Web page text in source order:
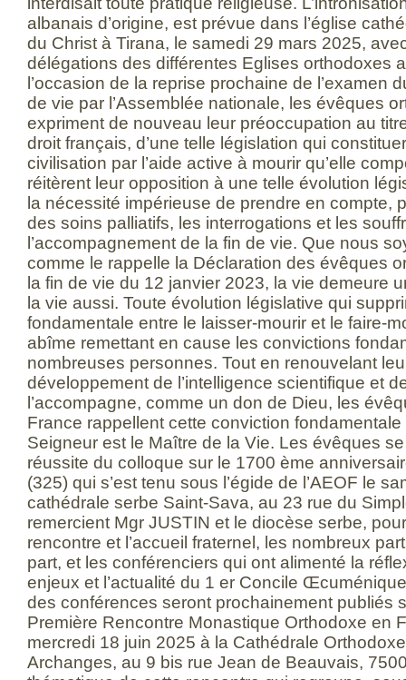
albanais d’origine, est prévue dans l’église
du Christ à Tirana, le samedi 29 mars 2025,
délégations des différentes Eglises orthodoxes
l’occasion de la reprise prochaine de l’examen
de vie par l’Assemblée nationale, les évêques
expriment de nouveau leur préoccupation au
droit français, d’une telle législation qui
civilisation par l’aide active à mourir qu’elle
réitèrent leur opposition à une telle évolution
la nécessité impérieuse de prendre en compte,
des soins palliatifs, les interrogations et les
l’accompagnement de la fin de vie. Que nous
comme le rappelle la Déclaration des évêques
la fin de vie du 12 janvier 2023, la vie demeure
la vie aussi. Toute évolution législative qui
fondamentale entre le laisser-mourir et le faire-
abîme remettant en cause les convictions
nombreuses personnes. Tout en renouvelant
développement de l’intelligence scientifique et
l’accompagne, comme un don de Dieu, les
France rappellent cette conviction
Seigneur est le Maître de la Vie. Les évêques
réussite du colloque sur le 1700 ème
(325) qui s’est tenu sous l’égide de l’AEOF le
cathédrale serbe Saint-Sava, au 23 rue du
remercient Mgr JUSTIN et le diocèse serbe,
rencontre et l’accueil fraternel, les nombreux
part, et les conférenciers qui ont alimenté la
enjeux et l’actualité du 1 er Concile
des conférences seront prochainement publiés
Première Rencontre Monastique Orthodoxe en
mercredi 18 juin 2025 à la Cathédrale
Archanges, au 9 bis rue Jean de Beauvais,